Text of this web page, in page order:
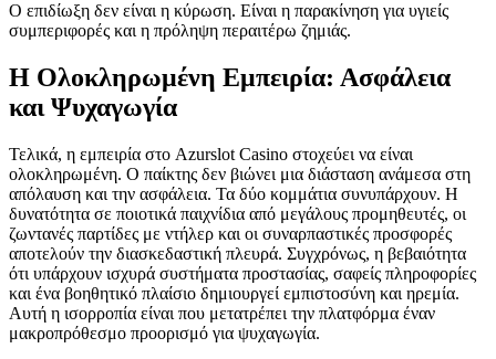
Ο επιδίωξη δεν είναι η κύρωση. Είναι η παρακίνηση για υγιείς
συμπεριφορές και η πρόληψη περαιτέρω ζημιάς.
Η Ολοκληρωμένη Εμπειρία: Ασφάλεια
και Ψυχαγωγία
Τελικά, η εμπειρία στο Azurslot Casino στοχεύει να είναι
ολοκληρωμένη. Ο παίκτης δεν βιώνει μια διάσταση ανάμεσα στη
απόλαυση και την ασφάλεια. Τα δύο κομμάτια συνυπάρχουν. Η
δυνατότητα σε ποιοτικά παιχνίδια από μεγάλους προμηθευτές, οι
ζωντανές παρτίδες με ντήλερ και οι συναρπαστικές προσφορές
αποτελούν την διασκεδαστική πλευρά. Συγχρόνως, η βεβαιότητα
ότι υπάρχουν ισχυρά συστήματα προστασίας, σαφείς πληροφορίες
και ένα βοηθητικό πλαίσιο δημιουργεί εμπιστοσύνη και ηρεμία.
Αυτή η ισορροπία είναι που μετατρέπει την πλατφόρμα έναν
μακροπρόθεσμο προορισμό για ψυχαγωγία.